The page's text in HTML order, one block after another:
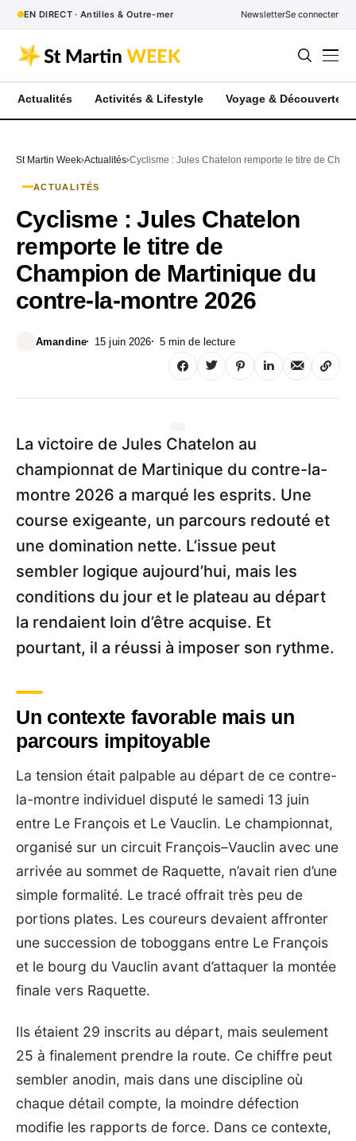
EN DIRECT · Antilles & Outre-mer NewsletterSe connecter
Actualités Activités & Lifestyle Voyage & Découverte
St Martin Week Actualités Cyclisme : Jules Chatelon remporte le titre de
ACTUALITÉS
Cyclisme : Jules Chatelon
remporte le titre de
Champion de Martinique du
contre-la-montre 2026
Amandine 15 juin 2026 5 min de lecture
La victoire de Jules Chatelon au
championnat de Martinique du contre-la-
montre 2026 a marqué les esprits. Une
course exigeante, un parcours redouté et
une domination nette. L’issue peut
sembler logique aujourd’hui, mais les
conditions du jour et le plateau au départ
la rendaient loin d’être acquise. Et
pourtant, il a réussi à imposer son rythme.
Un contexte favorable mais un
parcours impitoyable
La tension était palpable au départ de ce contre-
la-montre individuel disputé le samedi 13 juin
entre Le François et Le Vauclin. Le championnat,
organisé sur un circuit François–Vauclin avec une
arrivée au sommet de Raquette, n’avait rien d’une
simple formalité. Le tracé offrait très peu de
portions plates. Les coureurs devaient affronter
une succession de toboggans entre Le François
et le bourg du Vauclin avant d’attaquer la montée
finale vers Raquette.
Ils étaient 29 inscrits au départ, mais seulement
25 à finalement prendre la route. Ce chiffre peut
sembler anodin, mais dans une discipline où
chaque détail compte, la moindre défection
modifie les rapports de force. Dans ce contexte,